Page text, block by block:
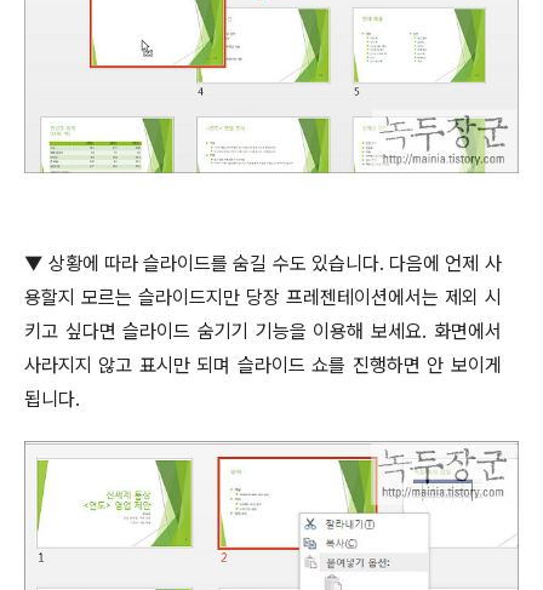
▼ 상황에 따라 슬라이드를 숨길 수도 있습니다. 다음에 언제 사
용할지 모르는 슬라이드지만 당장 프레젠테이션에서는 제외 시
키고 싶다면 슬라이드 숨기기 기능을 이용해 보세요. 화면에서
사라지지 않고 표시만 되며 슬라이드 쇼를 진행하면 안 보이게
됩니다.